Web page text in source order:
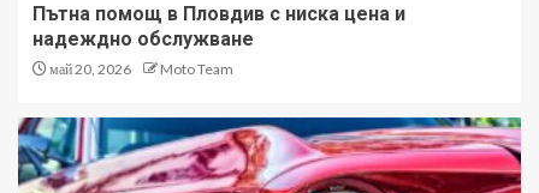
Пътна помощ в Пловдив с ниска цена и
надеждно обслужване
май 20, 2026 Moto Team